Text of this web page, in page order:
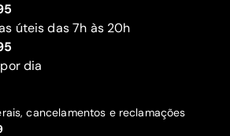
úteis das 7h às 20h
dia
cancelamentos e reclamações